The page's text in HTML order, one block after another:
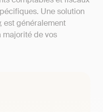
Une solution
est généralement
de vos